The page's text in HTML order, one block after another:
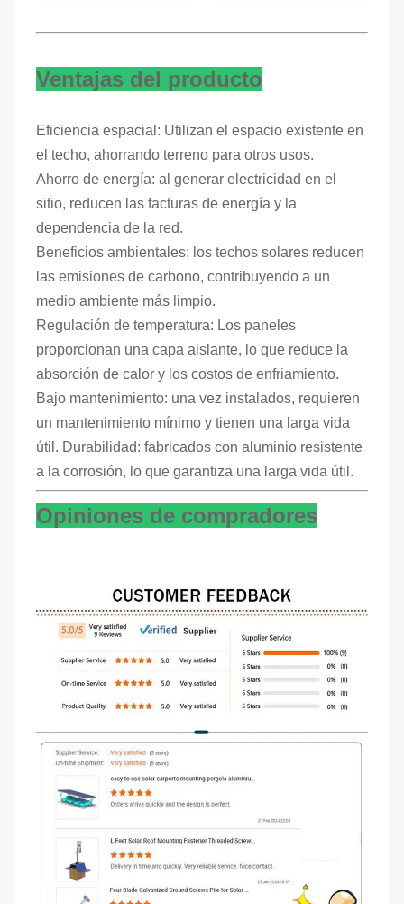
Ventajas del producto
Eficiencia espacial: Utilizan el espacio existente en
el techo, ahorrando terreno para otros usos.
Ahorro de energía: al generar electricidad en el
sitio, reducen las facturas de energía y la
dependencia de la red.
Beneficios ambientales: los techos solares reducen
las emisiones de carbono, contribuyendo a un
medio ambiente más limpio.
Regulación de temperatura: Los paneles
proporcionan una capa aislante, lo que reduce la
absorción de calor y los costos de enfriamiento.
Bajo mantenimiento: una vez instalados, requieren
un mantenimiento mínimo y tienen una larga vida
útil. Durabilidad: fabricados con aluminio resistente
a la corrosión, lo que garantiza una larga vida útil.
Opiniones de compradores